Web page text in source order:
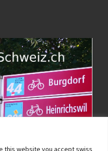
this website you accept swiss